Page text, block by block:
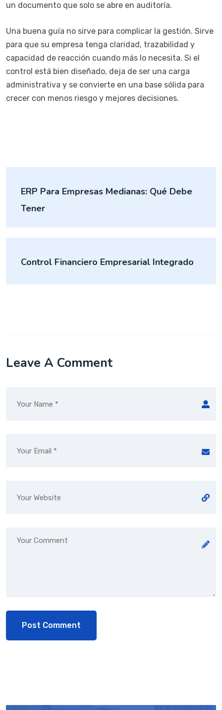
un documento que solo se abre en auditoría.
Una buena guía no sirve para complicar la gestión. Sirve
para que su empresa tenga claridad, trazabilidad y
capacidad de reacción cuando más lo necesita. Si el
control está bien diseñado, deja de ser una carga
administrativa y se convierte en una base sólida para
crecer con menos riesgo y mejores decisiones.
ERP Para Empresas Medianas: Qué Debe
Tener
Control Financiero Empresarial Integrado
Leave A Comment